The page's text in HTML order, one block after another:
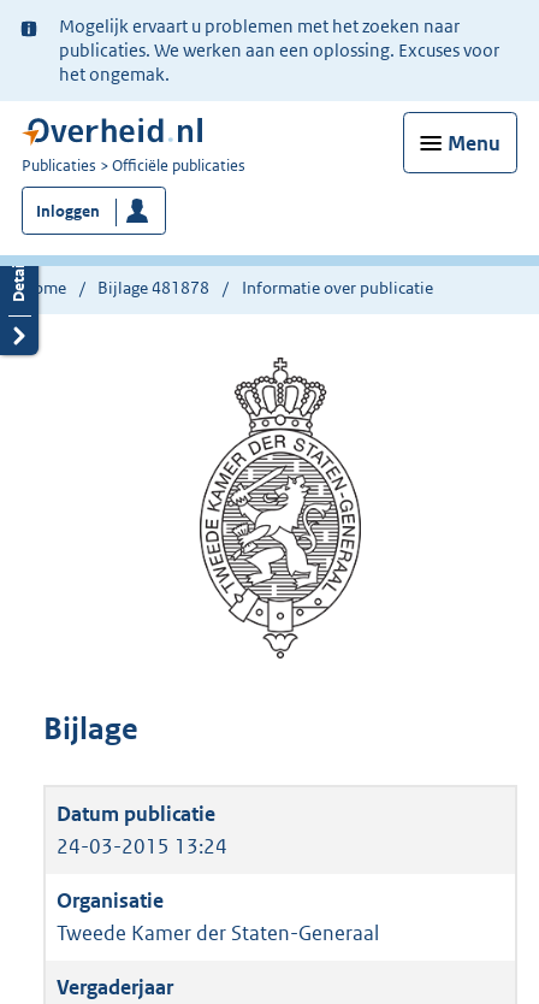
Ter
informatie:
Mogelijk ervaart u problemen met het zoeken naar
publicaties. We werken aan een oplossing. Excuses voor
het ongemak.
Menu
U
bent
nu
hier:
Publicaties Officiële publicaties
Inloggen
Home Bijlage 481878 Informatie over publicatie
Bijlage
24-03-2015 13:24
Tweede Kamer der Staten-Generaal